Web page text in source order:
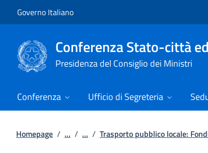
Governo Italiano
Conferenza Stato-città
Presidenza del Consiglio dei Ministri
Conferenza Ufficio di Segreteria
Homepage / ... / ... / Trasporto pubblico locale: